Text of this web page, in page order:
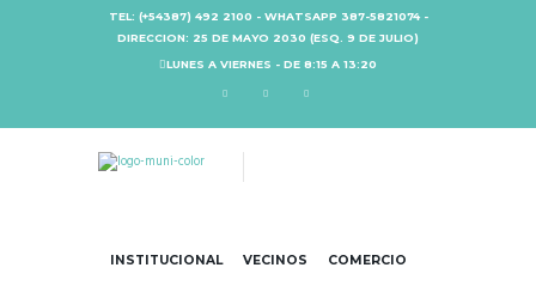
TEL: (+54387) 492 2100 - WHATSAPP 387-5821074 -
DIRECCION: 25 DE MAYO 2030 (ESQ. 9 DE JULIO)
LUNES A VIERNES - DE 8:15 A 13:20
INSTITUCIONAL VECINOS COMERCIO